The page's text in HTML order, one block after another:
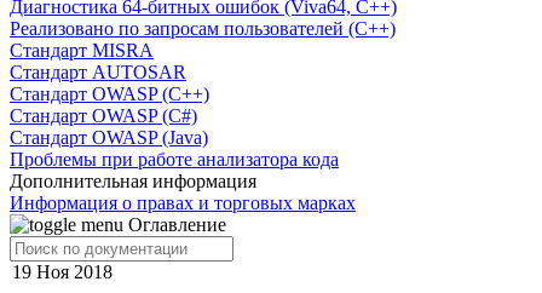
Диагностика 64-битных ошибок (Viva64, C++)
Реализовано по запросам пользователей (C++)
Cтандарт MISRA
Стандарт AUTOSAR
Стандарт OWASP (C++)
Стандарт OWASP (C#)
Стандарт OWASP (Java)
Проблемы при работе анализатора кода
Дополнительная информация
Информация о правах и торговых марках
Оглавление
19 Ноя 2018